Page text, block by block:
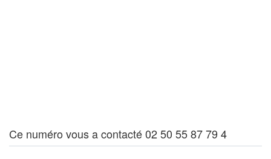
Ce numéro vous a contacté 02 50 55 87 79 4